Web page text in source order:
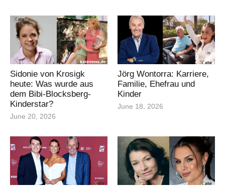
Sidonie von Krosigk
heute: Was wurde aus
dem Bibi-Blocksberg-
Kinderstar?
June 20, 2026
Jörg Wontorra: Karriere,
Familie, Ehefrau und
Kinder
June 18, 2026